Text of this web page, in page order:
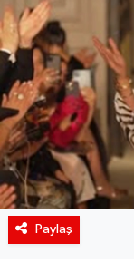
Paylaş
Siyaset
Spor
Teknoloji
Yaşam